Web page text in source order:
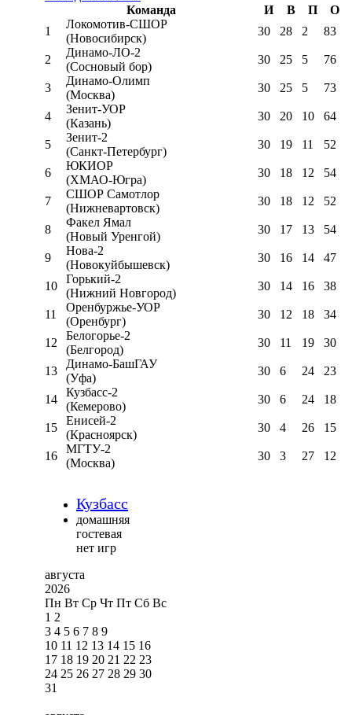
Команда
И В П
О
1
Локомотив-CШОР
(Новосибирск)
30 28 2 83
2
Динамо-ЛО-2
(Сосновый бор)
30 25 5 76
3
Динамо-Олимп
(Москва)
30 25 5 73
4
Зенит-УОР
(Казань)
30 20 10 64
5
Зенит-2
(Санкт-Петербург)
30 19 11 52
6
ЮКИОР
(ХМАО-Югра)
30 18 12 54
7
СШОР Самотлор
(Нижневартовск)
30 18 12 52
8
Факел Ямал
(Новый Уренгой)
30 17 13 54
9
Нова-2
(Новокуйбышевск)
30 16 14 47
10
Горький-2
(Нижний Новгород)
30 14 16 38
11
Оренбуржье-УОР
(Оренбург)
30 12 18 34
12
Белогорье-2
(Белгород)
30 11 19 30
13
Динамо-БашГАУ
(Уфа)
30 6 24 23
14
Кузбасс-2
(Кемерово)
30 6 24 18
15
Енисей-2
(Красноярск)
30 4 26 15
16
МГТУ-2
(Москва)
30 3 27 12
Кузбасс
домашняя
гостевая
нет игр
августа
2026
Пн Вт Ср Чт Пт Сб Вс
1 2
3 4 5 6 7 8 9
10 11 12 13 14 15 16
17 18 19 20 21 22 23
24 25 26 27 28 29 30
31